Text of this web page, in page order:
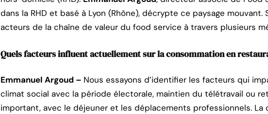
dans la RHD et basé à Lyon (Rhône), décrypte ce paysage
acteurs de la chaîne de valeur du food service à travers plusieurs
Quels facteurs influent actuellement sur la consommation en
Emmanuel Argoud – Nous essayons d’identifier les facteurs qui
climat social avec la période électorale, maintien du télétravail ou
important, avec le déjeuner et les déplacements professionnels. La